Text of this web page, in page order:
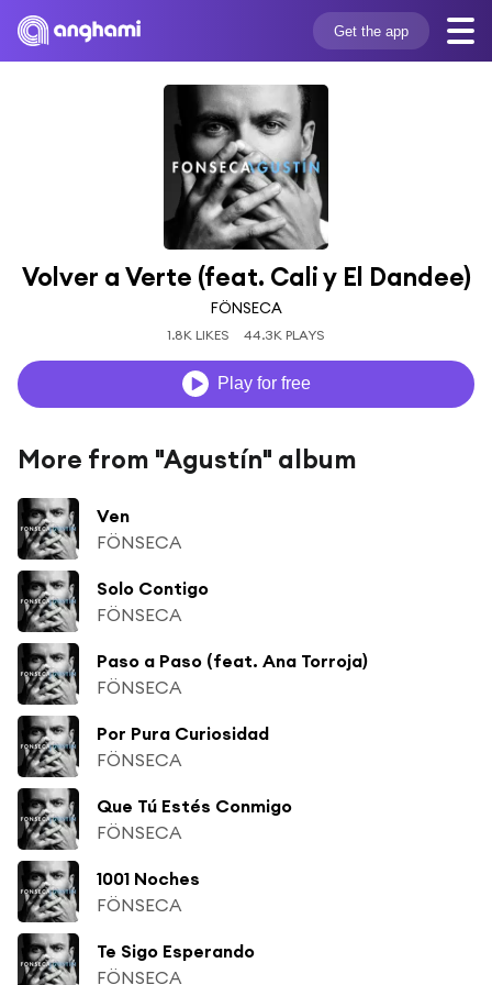
Get the app
Volver a Verte (feat. Cali y El Dandee)
FÖNSECA
1.8K LIKES 44.3K PLAYS
Play for free
More from "Agustín" album
Ven
FÖNSECA
Solo Contigo
FÖNSECA
Paso a Paso (feat. Ana Torroja)
FÖNSECA
Por Pura Curiosidad
FÖNSECA
Que Tú Estés Conmigo
FÖNSECA
1001 Noches
FÖNSECA
Te Sigo Esperando
FÖNSECA